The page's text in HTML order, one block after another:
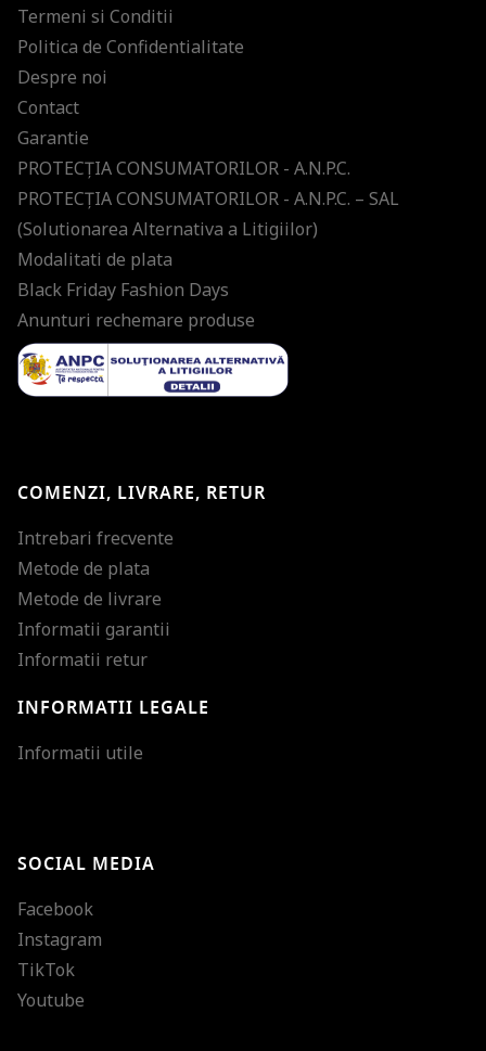
Termeni si Conditii
Politica de Confidentialitate
Despre noi
Contact
Garantie
PROTECŢIA CONSUMATORILOR - A.N.P.C.
PROTECŢIA CONSUMATORILOR - A.N.P.C. – SAL
(Solutionarea Alternativa a Litigiilor)
Modalitati de plata
Black Friday Fashion Days
Anunturi rechemare produse
COMENZI, LIVRARE, RETUR
Intrebari frecvente
Metode de plata
Metode de livrare
Informatii garantii
Informatii retur
INFORMATII LEGALE
Informatii utile
SOCIAL MEDIA
Facebook
Instagram
TikTok
Youtube